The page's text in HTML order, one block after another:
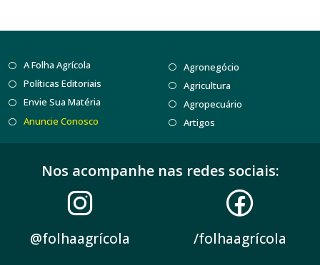
A Folha Agrícola
Políticas Editoriais
Envie Sua Matéria
Anuncie Conosco
Agronegócio
Agricultura
Agropecuário
Artigos
Nos acompanhe nas redes sociais:
@folhaagrícola /folhaagrícola